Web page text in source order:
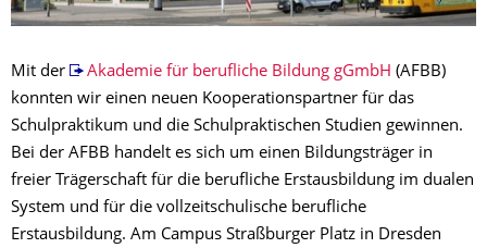
Mit der Akademie für berufliche Bildung gGmbH (AFBB)
konnten wir einen neuen Kooperationspartner für das
Schulpraktikum und die Schulpraktischen Studien gewinnen.
Bei der AFBB handelt es sich um einen Bildungsträger in
freier Trägerschaft für die berufliche Erstausbildung im dualen
System und für die vollzeitschulische berufliche
Erstausbildung. Am Campus Straßburger Platz in Dresden